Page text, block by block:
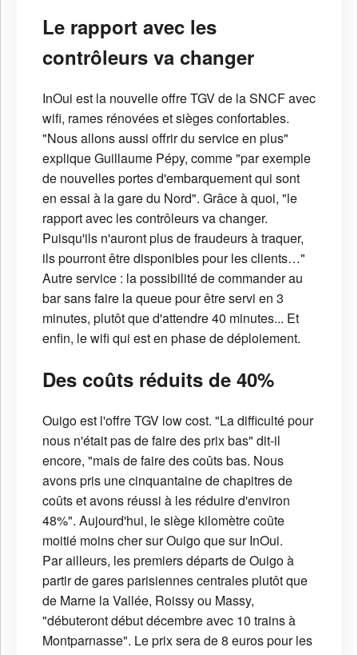
Le rapport avec les
contrôleurs va changer
InOui est la nouvelle offre TGV de la SNCF avec
wifi, rames rénovées et sièges confortables.
"Nous allons aussi offrir du service en plus"
explique Guillaume Pépy, comme "par exemple
de nouvelles portes d'embarquement qui sont
en essai à la gare du Nord". Grâce à quoi, "le
rapport avec les contrôleurs va changer.
Puisqu'ils n'auront plus de fraudeurs à traquer,
ils pourront être disponibles pour les clients…"
Autre service : la possibilité de commander au
bar sans faire la queue pour être servi en 3
minutes, plutôt que d'attendre 40 minutes... Et
enfin, le wifi qui est en phase de déploiement.
Des coûts réduits de 40%
Ouigo est l'offre TGV low cost. "La difficulté pour
nous n'était pas de faire des prix bas" dit-il
encore, "mais de faire des coûts bas. Nous
avons pris une cinquantaine de chapitres de
coûts et avons réussi à les réduire d'environ
48%". Aujourd'hui, le siège kilomètre coûte
moitié moins cher sur Ouigo que sur InOui.
Par ailleurs, les premiers départs de Ouigo à
partir de gares parisiennes centrales plutôt que
de Marne la Vallée, Roissy ou Massy,
"débuteront début décembre avec 10 trains à
Montparnasse". Le prix sera de 8 euros pour les